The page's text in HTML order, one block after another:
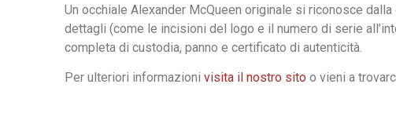
Un occhiale Alexander McQueen originale si riconosce
dettagli (come le incisioni del logo e il numero di serie
completa di custodia, panno e certificato di autenticità.
Per ulteriori informazioni visita il nostro sito o vieni a